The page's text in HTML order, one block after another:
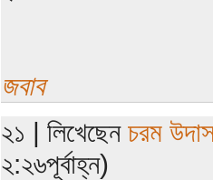
জবাব
২১ | লিখেছেন চরম
২:২৬পূর্বাহ্ন)